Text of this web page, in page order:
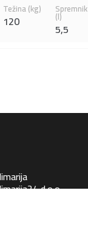
Težina (kg)
120
Spremnik
(l)
5,5
d.o.o.